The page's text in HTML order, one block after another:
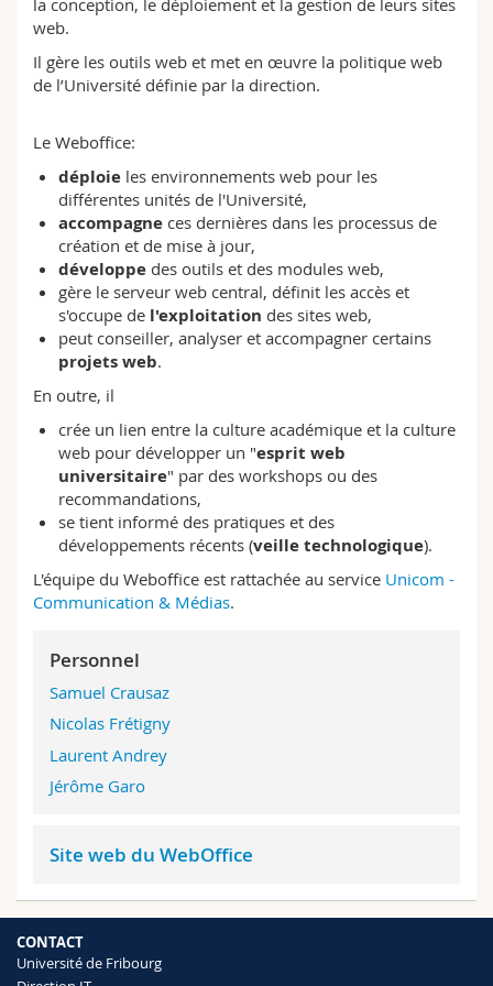
Sciences et médecine
Interfacultaire
Collaborateurs
Doctorants
Webmail
Programme des cours
MyUnifr
la conception, le déploiement et la gestion de leurs sites
web.
Il gère les outils web et met en œuvre la politique web
de l’Université définie par la direction.
Le Weboffice:
déploieles environnements web pour les
différentes unités de l'Université,
accompagneces dernières dans les processus de
création et de mise à jour,
développedes outils et des modules web,
gère le serveur web central, définit les accès et
s'occupe de l'exploitation des sites web,
peut conseiller, analyser et accompagner certains
projets web.
En outre, il
crée un lien entre la culture académique et la culture
web pour développer un "esprit web
universitaire" par des workshops ou des
recommandations,
se tient informé des pratiques et des
développements récents (veille technologique).
L'équipe du Weboffice est rattachée au service Unicom -
Communication & Médias.
Personnel
Samuel Crausaz
Nicolas Frétigny
Laurent Andrey
Jérôme Garo
Site web du WebOffice
CONTACT
Université de Fribourg